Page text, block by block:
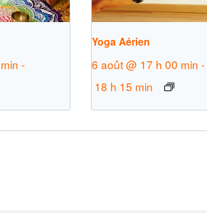
-
Yoga Aérien
6 août @ 17 h 00 min -
18 h 15 min